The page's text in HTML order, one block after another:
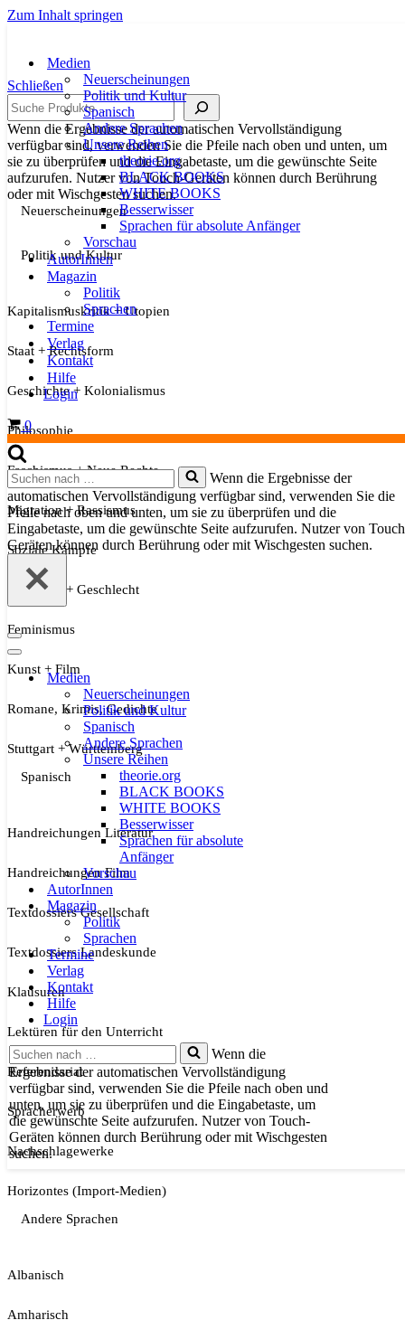
Zum Inhalt springen
Medien
Neuerscheinungen
Politik und Kultur
Spanisch
Andere Sprachen
Unsere Reihen
theorie.org
BLACK BOOKS
WHITE BOOKS
Besserwisser
Sprachen für absolute Anfänger
Vorschau
AutorInnen
Magazin
Politik
Sprachen
Termine
Verlag
Kontakt
Hilfe
Login
Warenkorb
0
Suchen
nach …
Wenn die Ergebnisse der
automatischen Vervollständigung verfügbar sind, verwenden Sie die
Pfeile nach oben und unten, um sie zu überprüfen und die
Eingabetaste, um die gewünschte Seite aufzurufen. Nutzer von
Geräten können durch Berührung oder mit Wischgesten suchen.
Navigationsmenü
Navigationsmenü
Medien
Neuerscheinungen
Politik und Kultur
Spanisch
Andere Sprachen
Unsere Reihen
theorie.org
BLACK BOOKS
WHITE BOOKS
Besserwisser
Sprachen für absolute
Anfänger
Vorschau
AutorInnen
Magazin
Politik
Sprachen
Termine
Verlag
Kontakt
Hilfe
Login
Suchen
nach …
Wenn die
Ergebnisse der automatischen Vervollständigung
verfügbar sind, verwenden Sie die Pfeile nach oben und
unten, um sie zu überprüfen und die Eingabetaste, um
die gewünschte Seite aufzurufen. Nutzer von Touch-
Geräten können durch Berührung oder mit Wischgesten
suchen.
Schließen
Suche
Wenn die Ergebnisse der automatischen Vervollständigung
verfügbar sind, verwenden Sie die Pfeile nach oben und unten, um
sie zu überprüfen und die Eingabetaste, um die gewünschte Seite
aufzurufen. Nutzer von Touch-Geräten können durch Berührung
oder mit Wischgesten suchen.
Neuerscheinungen
Politik und Kultur
Kapitalismuskritik + Utopien
Staat + Rechtsform
Geschichte + Kolonialismus
Philosophie
Faschismus + Neue Rechte
Migration + Rassismus
Soziale Kämpfe
Sexualität + Geschlecht
Feminismus
Kunst + Film
Romane, Krimis, Gedichte
Stuttgart + Württemberg
Spanisch
Handreichungen Literatur
Handreichungen Film
Textdossiers Gesellschaft
Textdossiers Landeskunde
Klausuren
Lektüren für den Unterricht
Referendariat
Spracherwerb
Nachschlagewerke
Horizontes (Import-Medien)
Andere Sprachen
Albanisch
Amharisch